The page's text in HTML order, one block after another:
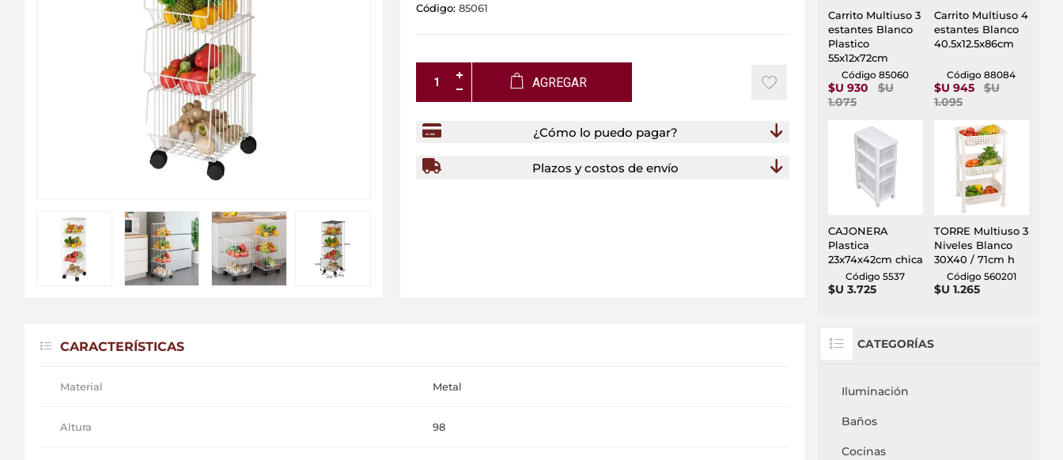
Código: 85061
AGREGAR
¿Cómo lo puedo pagar?
Plazos y costos de envío
CARACTERÍSTICAS
Material Metal
Altura 98
Carrito Multiuso 3
estantes Blanco
Plastico
55x12x72cm
Código 85060
$U 930
$U
1.075
Carrito Multiuso 4
estantes Blanco
40.5x12.5x86cm
Código 88084
$U 945
$U
1.095
CAJONERA
Plastica
23x74x42cm chica
Código 5537
$U 3.725
TORRE Multiuso 3
Niveles Blanco
30X40 / 71cm h
Código 560201
$U 1.265
CATEGORÍAS
Iluminación
Baños
Cocinas